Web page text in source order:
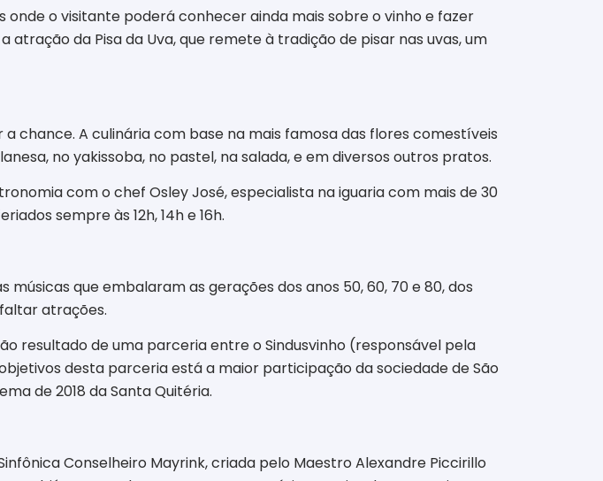
o visitante poderá conhecer ainda mais sobre o vinho e fazer
atração da Pisa da Uva, que remete à tradição de pisar nas uvas, um
chance. A culinária com base na mais famosa das flores comestíveis
no yakissoba, no pastel, na salada, e em diversos outros pratos.
com o chef Osley José, especialista na iguaria com mais de 30
sempre às 12h, 14h e 16h.
músicas que embalaram as gerações dos anos 50, 60, 70 e 80, dos
atrações.
resultado de uma parceria entre o Sindusvinho (responsável pela
desta parceria está a maior participação da sociedade de São
de 2018 da Santa Quitéria.
Conselheiro Mayrink, criada pelo Maestro Alexandre Piccirillo